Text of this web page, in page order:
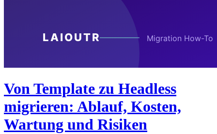
Von Template zu Headless
migrieren: Ablauf, Kosten,
Wartung und Risiken